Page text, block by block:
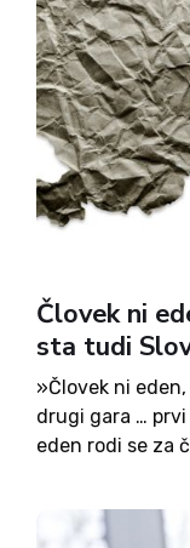
Človek ni
sta tudi
»Človek ni
drugi gara …
eden rodi se za
pesmi...